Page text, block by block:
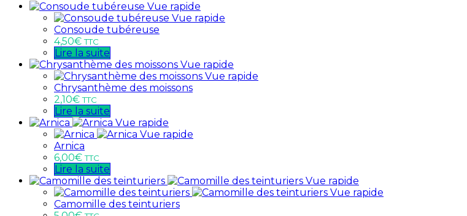
Vue rapide
Vue rapide
Consoude tubéreuse
4,50€ TTC
Lire la suite
Vue rapide
Vue rapide
Chrysanthème des moissons
2,10€ TTC
Lire la suite
Vue rapide
Vue rapide
Arnica
6,00€ TTC
Lire la suite
Vue rapide
Vue rapide
Camomille des teinturiers